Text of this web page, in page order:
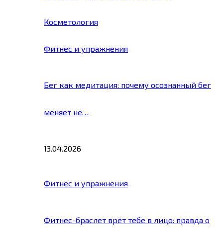
Косметология
Фитнес и упражнения
Бег как медитация: почему осознанный бег
меняет не…
13.04.2026
Фитнес и упражнения
Фитнес-браслет врёт тебе в лицо: правда о